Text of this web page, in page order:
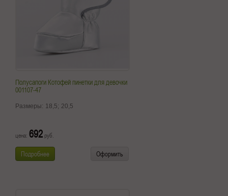
Полусапоги Котофей пинетки для девочки
001107-47
Размеры: 18,5; 20,5
цена: 692 руб.
Подробнее Оформить